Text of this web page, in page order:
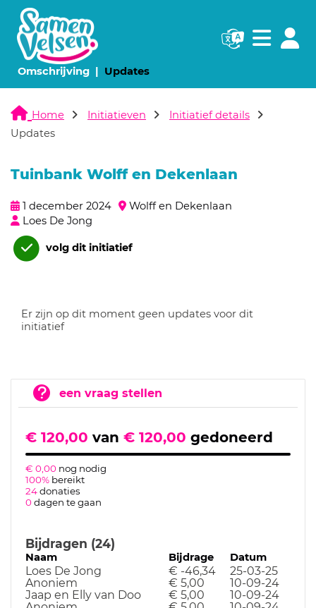
Omschrijving(huidige pagina)
Updates(huidige pagina)
Navigatie
Home Initiatieven
Initiatief details
Updates
Tuinbank Wolff en Dekenlaan
1 december 2024
Wolff en Dekenlaan
Loes De Jong
volg dit initiatief
Er zijn op dit moment geen updates voor dit
initiatief
een vraag stellen
€ 120,00 van € 120,00 gedoneerd
€ 0,00 nog nodig
100% bereikt
24donaties
0dagen te gaan
Bijdragen (24)
Naam Bijdrage Datum
Loes De Jong € -46,34
25-03-25
Anoniem
€ 5,00
10-09-24
Jaap en Elly van Doo
€ 5,00
10-09-24